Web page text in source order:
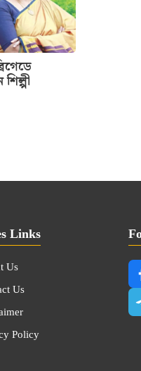
Links
Us
Us
Policy